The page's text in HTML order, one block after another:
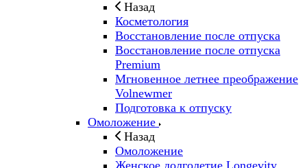
Назад
Косметология
Восстановление после отпуска
Восстановление после отпуска
Premium
Мгновенное летнее преображение
Volnewmer
Подготовка к отпуску
Омоложение
Назад
Омоложение
Женское долголетие Longevity